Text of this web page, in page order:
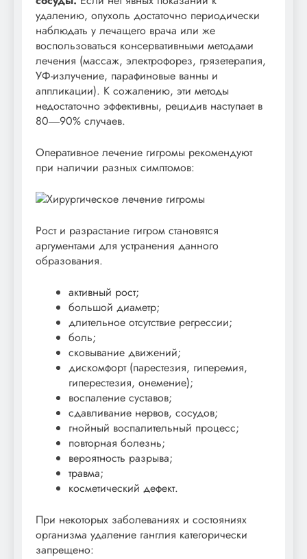
удалению, опухоль достаточно периодически
наблюдать у лечащего врача или же
воспользоваться консервативными методами
лечения (массаж, электрофорез, грязетерапия,
УФ-излучение, парафиновые ванны и
аппликации). К сожалению, эти методы
недостаточно эффективны, рецидив наступает в
80―90% случаев.
Оперативное лечение гигромы рекомендуют
при наличии разных симптомов:
Рост и разрастание гигром становятся
аргументами для устранения данного
образования.
активный рост;
большой диаметр;
длительное отсутствие регрессии;
боль;
сковывание движений;
дискомфорт (парестезия, гиперемия,
гиперестезия, онемение);
воспаление суставов;
сдавливание нервов, сосудов;
гнойный воспалительный процесс;
повторная болезнь;
вероятность разрыва;
травма;
косметический дефект.
При некоторых заболеваниях и состояниях
организма удаление ганглия категорически
запрещено: